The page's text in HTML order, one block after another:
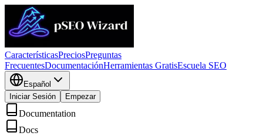
CaracterísticasPreciosPreguntas
FrecuentesDocumentaciónHerramientas GratisEscuela SEO
Español
Iniciar Sesión
Empezar
Documentation
Docs